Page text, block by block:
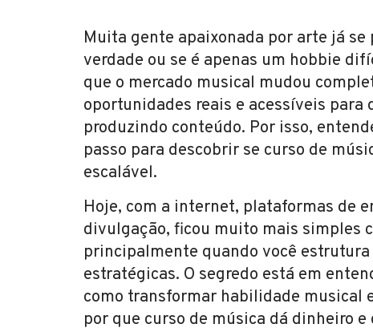
Muita gente apaixonada por arte já
verdade ou se é apenas um hobbie
que o mercado musical mudou
oportunidades reais e acessíveis
produzindo conteúdo. Por isso,
passo para descobrir se curso de
escalável.
Hoje, com a internet, plataformas de
divulgação, ficou muito mais simples
principalmente quando você
estratégicas. O segredo está em
como transformar habilidade musical
por que curso de música dá dinheiro